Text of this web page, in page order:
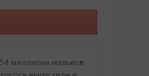
54 миллиона мальков